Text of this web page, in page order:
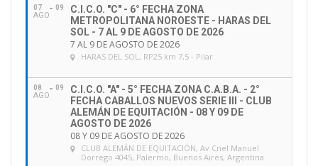
07
AGO
09
C.I.C.O. "C" - 6° FECHA ZONA
METROPOLITANA NOROESTE - HARAS DEL
SOL - 7 AL 9 DE AGOSTO DE 2026
7 AL 9 DE AGOSTO DE 2026
HARAS DEL SOL, RP25 km 7,5 - Pilar
08
AGO
09
C.I.C.O. "A" - 5° FECHA ZONA C.A.B.A. - 2°
FECHA CABALLOS NUEVOS SERIE III - CLUB
ALEMÁN DE EQUITACIÓN - 08 Y 09 DE
AGOSTO DE 2026
08 Y 09 DE AGOSTO DE 2026
CLUB ALEMÁN DE EQUITACIÓN, Av Cnel Manuel
Dorrego 4045, Palermo, Buenos Aires, Argentina